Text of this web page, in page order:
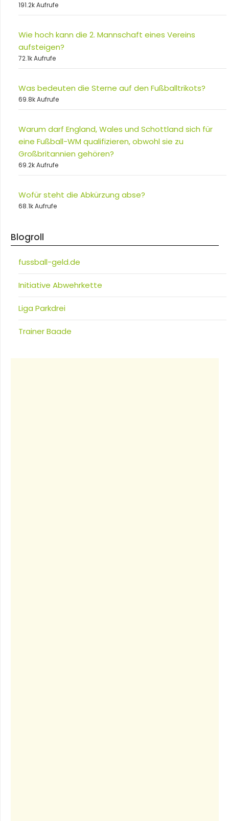
191.2k Aufrufe
Wie hoch kann die 2. Mannschaft eines Vereins
aufsteigen?
72.1k Aufrufe
Was bedeuten die Sterne auf den Fußballtrikots?
69.8k Aufrufe
Warum darf England, Wales und Schottland sich für
eine Fußball-WM qualifizieren, obwohl sie zu
Großbritannien gehören?
69.2k Aufrufe
Wofür steht die Abkürzung abse?
68.1k Aufrufe
Blogroll
fussball-geld.de
Initiative Abwehrkette
Liga Parkdrei
Trainer Baade